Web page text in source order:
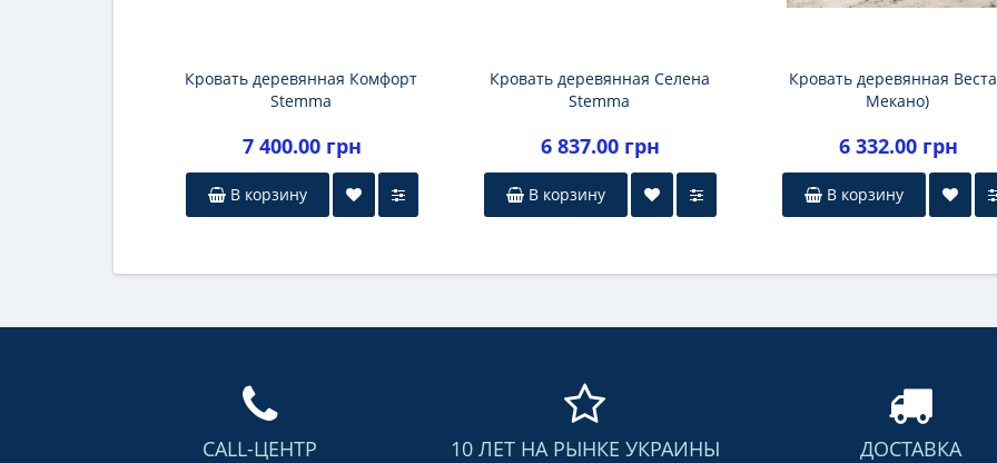
Кровать деревянная Комфорт
Stemma
7 400.00 грн
В корзину
Кровать деревянная Селена
Stemma
6 837.00 грн
В корзину
Кровать деревянная
Мекано)
6 332.00 грн
В корзину
CALL-ЦЕНТР 10 ЛЕТ НА РЫНКЕ УКРАИНЫ ДОСТАВКА